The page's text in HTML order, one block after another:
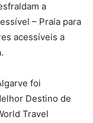
a
– Praia para
acessíveis a
foi
Destino de
Travel